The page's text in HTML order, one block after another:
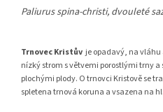
Paliurus spina-christi, dvouleté
Trnovec Kristův je opadavý, na
nízký strom s větvemi porostlými trny
plochými plody. O trnovci Kristově se
spletena trnová koruna a vsazena na